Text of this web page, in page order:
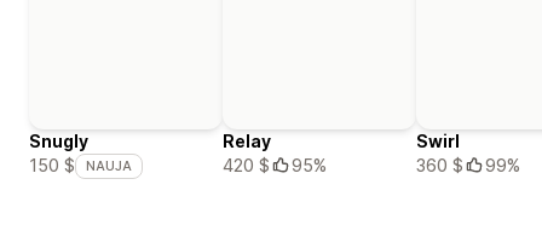
Snugly
150 $
NAUJA
Relay
420 $
95%
Swirl
360 $
99%